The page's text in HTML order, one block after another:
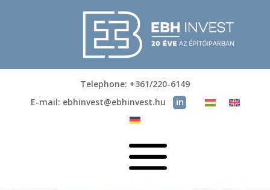
Telephone: +361/220-6149
E-mail: ebhinvest@ebhinvest.hu
a